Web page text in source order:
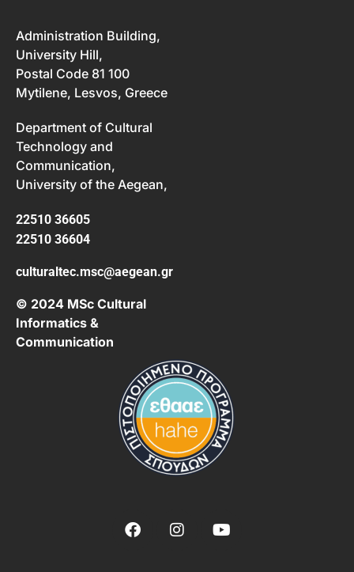
Administration Building,
University Hill,
Postal Code 81 100
Mytilene, Lesvos, Greece
Department of Cultural
Technology and
Communication,
University of the Aegean,
22510 36605
22510 36604
culturaltec.msc@aegean.gr
© 2024 MSc Cultural
Informatics &
Communication